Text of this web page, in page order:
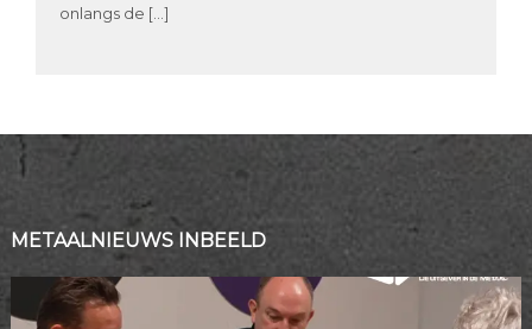
onlangs de […]
METAALNIEUWS INBEELD